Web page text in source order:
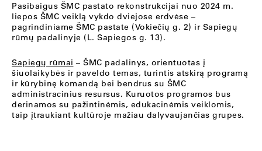
Pasibaigus ŠMC pastato rekonstrukcijai nuo 2024 m.
liepos ŠMC veiklą vykdo dviejose erdvėse –
pagrindiniame ŠMC pastate (Vokiečių g. 2) ir Sapiegų
rūmų padalinyje (L. Sapiegos g. 13).
Sapiegų rūmai – ŠMC padalinys, orientuotas į
šiuolaikybės ir paveldo temas, turintis atskirą programą
ir kūrybinę komandą bei bendrus su ŠMC
administracinius resursus. Kuruotos programos bus
derinamos su pažintinėmis, edukacinėmis veiklomis,
taip įtraukiant kultūroje mažiau dalyvaujančias grupes.